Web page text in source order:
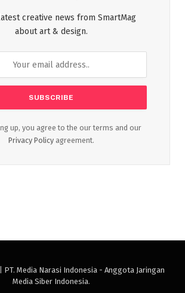
creative news from SmartMag
about art & design.
up, you agree to the our terms and our
Privacy Policy agreement.
PT. Media Narasi Indonesia - Anggota Jaringan
Media Siber Indonesia.